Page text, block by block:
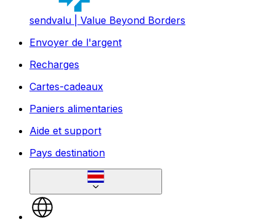
sendvalu | Value Beyond Borders
Envoyer de l'argent
Recharges
Cartes-cadeaux
Paniers alimentaries
Aide et support
Pays destination